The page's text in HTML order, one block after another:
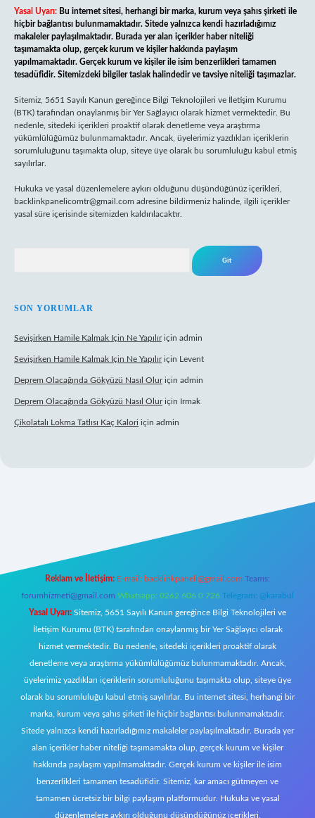
Yasal Uyarı: Bu internet sitesi, herhangi bir marka, kurum veya şahıs şirketi ile
hiçbir bağlantısı bulunmamaktadır. Sitede yalnızca kendi hazırladığımız
makaleler paylaşılmaktadır. Burada yer alan içerikler haber niteliği
taşımamakta olup, gerçek kurum ve kişiler hakkında paylaşım
yapılmamaktadır. Gerçek kurum ve kişiler ile isim benzerlikleri tamamen
tesadüfidir. Sitemizdeki bilgiler taslak halindedir ve tavsiye niteliği taşımazlar.
Sitemiz, 5651 Sayılı Kanun gereğince Bilgi Teknolojileri ve İletişim Kurumu
(BTK) tarafından onaylanmış bir Yer Sağlayıcı olarak hizmet vermektedir. Bu
nedenle, sitedeki içerikleri proaktif olarak denetleme veya araştırma
yükümlülüğümüz bulunmamaktadır. Ancak, üyelerimiz yazdıkları içeriklerin
sorumluluğunu taşımakta olup, siteye üye olarak bu sorumluluğu kabul etmiş
sayılırlar.
Hukuka ve yasal düzenlemelere aykırı olduğunu düşündüğünüz içerikleri,
backlinkpanelicomtr@gmail.com adresine bildirmeniz halinde, ilgili içerikler
yasal süre içerisinde sitemizden kaldırılacaktır.
SON YORUMLAR
Sevişirken Hamile Kalmak Için Ne Yapılıriçin admin
Sevişirken Hamile Kalmak Için Ne Yapılıriçin Levent
Deprem Olacağında Gökyüzü Nasıl Oluriçin admin
Deprem Olacağında Gökyüzü Nasıl Oluriçin Irmak
Çikolatalı Lokma Tatlısı Kaç Kalori için admin
Reklam ve İletişim: E-mail: backlinkpaneli@gmail.com Teams:
forumhizmeti@gmail.com Whatsapp: 0262 606 0 726 Telegram: @karabul
Yasal Uyarı: Sitemiz, 5651 Sayılı Kanun gereğince Bilgi Teknolojileri ve
İletişim Kurumu (BTK) tarafından onaylanmış bir Yer Sağlayıcı olarak
hizmet vermektedir. Bu nedenle, sitedeki içerikleri proaktif olarak
denetleme veya araştırma yükümlülüğümüz bulunmamaktadır. Ancak,
üyelerimiz yazdıkları içeriklerin sorumluluğunu taşımakta olup, siteye üye
olarak bu sorumluluğu kabul etmiş sayılırlar. Bu internet sitesi, herhangi bir
marka, kurum veya şahıs şirketi ile hiçbir bağlantısı bulunmamaktadır.
Sitede yalnızca kendi hazırladığımız makaleler paylaşılmaktadır. Burada yer
alan içerikler haber niteliği taşımamakta olup, gerçek kurum ve kişiler
hakkında paylaşım yapılmamaktadır. Gerçek kurum ve kişiler ile isim
benzerlikleri tamamen tesadüfidir. Sitemiz, kar amacı gütmeyen ve
tamamen ücretsiz bir bilgi paylaşım platformudur. Hukuka ve yasal
düzenlemelere aykırı olduğunu düşündüğünüz içerikleri,